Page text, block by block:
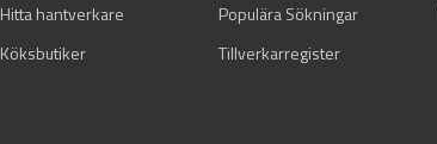
Hitta hantverkare
Populära Sökningar
Köksbutiker
Tillverkarregister